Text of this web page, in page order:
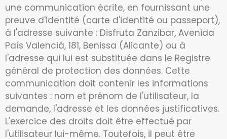
une communication écrite, en fournissant une
preuve d'identité (carte d'identité ou passeport),
à l'adresse suivante : Disfruta Zanzibar, Avenida
País Valenciá, 181, Benissa (Alicante) ou à
l'adresse qui lui est substituée dans le Registre
général de protection des données. Cette
communication doit contenir les informations
suivantes : nom et prénom de l'utilisateur, la
demande, l'adresse et les données justificatives.
L'exercice des droits doit être effectué par
l'utilisateur lui-même. Toutefois, il peut être